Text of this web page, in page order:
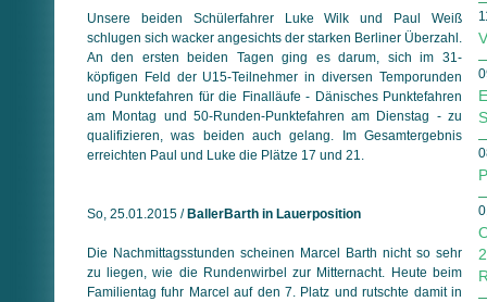
Unsere beiden Schülerfahrer Luke Wilk und Paul Weiß
schlugen sich wacker angesichts der starken Berliner Über­zahl.
An den ersten beiden Tagen ging es darum, sich im 31-
köpfigen Feld der U15-Teilnehmer in diversen Tempo­runden
und Punktefahren für die Finalläufe - Dänisches Punktefahren
am Montag und 50-Runden-Punktefahren am Dienstag - zu
qualifizieren, was beiden auch gelang. Im Gesamt­ergebnis
erreichten Paul und Luke die Plätze 17 und 21.
So, 25.01.2015 /BallerBarth in Lauerposition
Die Nachmittagsstunden scheinen Marcel Barth nicht so sehr
zu liegen, wie die Rundenwirbel zur Mitternacht. Heute beim
Familientag fuhr Marcel auf den 7. Platz und rutschte damit in